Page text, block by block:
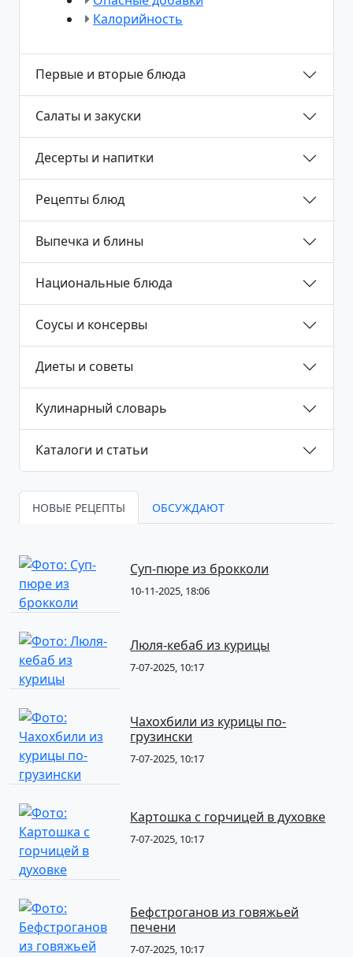
Калорийность
Первые и вторые блюда
Салаты и закуски
Десерты и напитки
Рецепты блюд
Выпечка и блины
Национальные блюда
Соусы и консервы
Диеты и советы
Кулинарный словарь
Каталоги и статьи
НОВЫЕ РЕЦЕПТЫ ОБСУЖДАЮТ
Суп-пюре из брокколи
10-11-2025, 18:06
Люля-кебаб из курицы
7-07-2025, 10:17
Чахохбили из курицы по-
грузински
7-07-2025, 10:17
Картошка с горчицей в духовке
7-07-2025, 10:17
Бефстроганов из говяжьей
печени
7-07-2025, 10:17